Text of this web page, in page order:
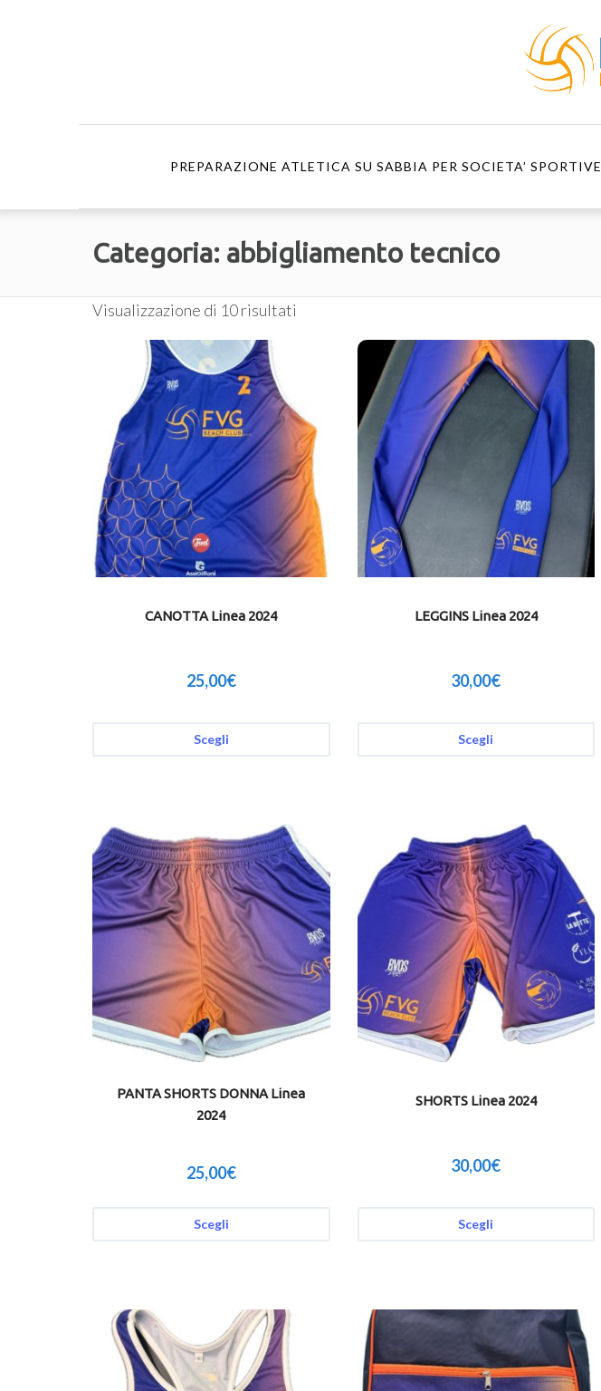
PREPARAZIONE ATLETICA SU SABBIA PER SOCIETA’ SPORTIVE
Categoria: abbigliamento tecnico
Visualizzazione di 10 risultati
CANOTTA Linea 2024
25,00€
Scegli
LEGGINS Linea 2024
30,00€
Scegli
PANTA SHORTS DONNA Linea
2024
25,00€
Scegli
SHORTS Linea 2024
30,00€
Scegli